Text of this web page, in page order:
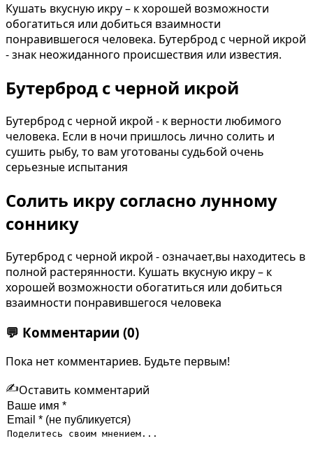
Кушать вкусную икру – к хорошей возможности
обогатиться или добиться взаимности
понравившегося человека. Бутерброд с черной икрой
- знак неожиданного происшествия или известия.
Бутерброд с черной икрой
Бутерброд с черной икрой - к верности любимого
человека. Если в ночи пришлось лично солить и
сушить рыбу, то вам уготованы судьбой очень
серьезные испытания
Солить икру согласно лунному
соннику
Бутерброд с черной икрой - означает,вы находитесь в
полной растерянности. Кушать вкусную икру – к
хорошей возможности обогатиться или добиться
взаимности понравившегося человека
💬 Комментарии (0)
Пока нет комментариев. Будьте первым!
✍️Оставить комментарий